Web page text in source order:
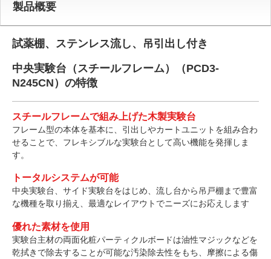
製品概要
試薬棚、ステンレス流し、吊引出し付き
中央実験台（スチールフレーム）（PCD3-
N245CN）の特徴
スチールフレームで組み上げた木製実験台
フレーム型の本体を基本に、引出しやカートユニットを組み合わ
せることで、フレキシブルな実験台として高い機能を発揮しま
す。
トータルシステムが可能
中央実験台、サイド実験台をはじめ、流し台から吊戸棚まで豊富
な機種を取り揃え、最適なレイアウトでニーズにお応えします
優れた素材を使用
実験台主材の両面化粧パーティクルボードは油性マジックなどを
乾拭きで除去することが可能な汚染除去性をもち、摩擦による傷